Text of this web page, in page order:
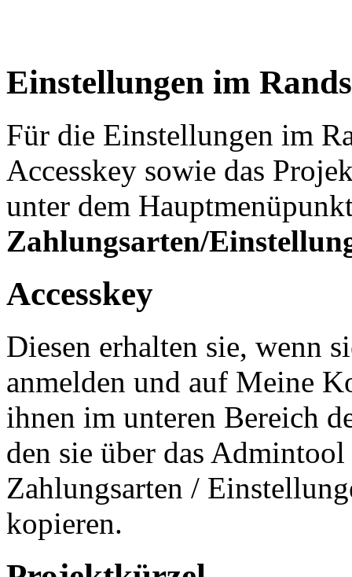
Einstellungen im
Für die Einstellungen im
Accesskey sowie das
unter dem
Zahlungsarten/
Accesskey
Diesen erhalten sie, wenn
anmelden und auf Meine
ihnen im unteren Bereich
den sie über das
Zahlungsarten /
kopieren.